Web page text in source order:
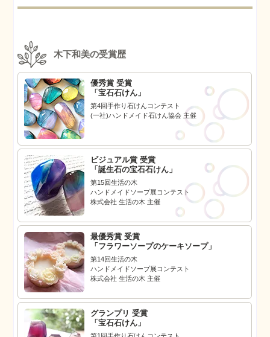
木下和美の受賞歴
優秀賞 受賞
「宝石石けん」
第4回手作り石けんコンテスト
(一社)ハンドメイド石けん協会 主催
ビジュアル賞 受賞
「誕生石の宝石石けん」
第15回生活の木
ハンドメイドソープ展コンテスト
株式会社 生活の木 主催
最優秀賞 受賞
「フラワーソープのケーキソープ」
第14回生活の木
ハンドメイドソープ展コンテスト
株式会社 生活の木 主催
グランプリ 受賞
「宝石石けん」